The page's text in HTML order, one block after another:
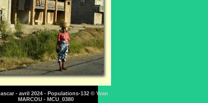
- avril 2024 - Populations-132 © Yvan
MARCOU - MCU_0380